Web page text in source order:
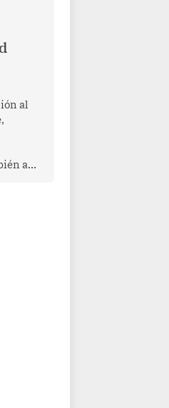
del
y
de
al
a